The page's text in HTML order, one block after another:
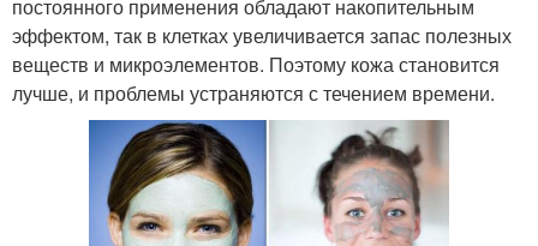
постоянного применения обладают накопительным
эффектом, так в клетках увеличивается запас полезных
веществ и микроэлементов. Поэтому кожа становится
лучше, и проблемы устраняются с течением времени.